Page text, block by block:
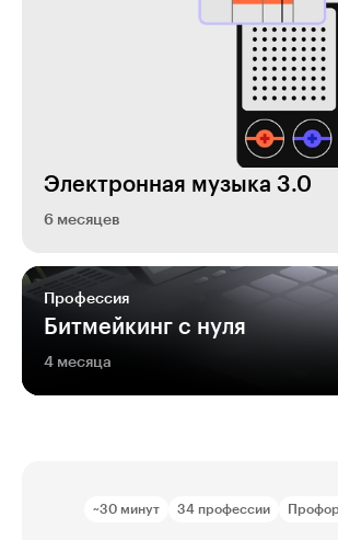
Электронная музыка 3.0
6 месяцев
Профессия
Битмейкинг с нуля
4 месяца
~30 минут 34 профессии